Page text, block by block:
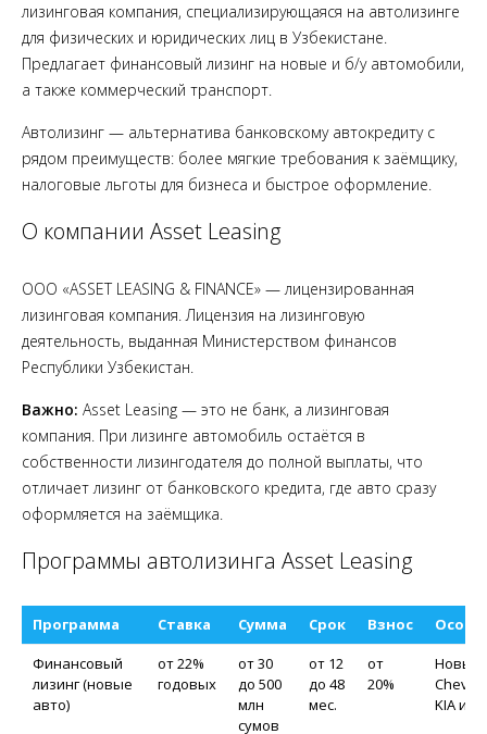
лизинговая компания, специализирующаяся на автолизинге
для физических и юридических лиц в Узбекистане.
Предлагает финансовый лизинг на новые и б/у автомобили,
а также коммерческий транспорт.
Автолизинг — альтернатива банковскому автокредиту с
рядом преимуществ: более мягкие требования к заёмщику,
налоговые льготы для бизнеса и быстрое оформление.
О компании Asset Leasing
ООО «ASSET LEASING & FINANCE» — лицензированная
лизинговая компания. Лицензия на лизинговую
деятельность, выданная Министерством финансов
Республики Узбекистан.
Важно: Asset Leasing — это не банк, а лизинговая
компания. При лизинге автомобиль остаётся в
собственности лизингодателя до полной выплаты, что
отличает лизинг от банковского кредита, где авто сразу
оформляется на заёмщика.
Программы автолизинга Asset Leasing
Программа Ставка Сумма Срок Взнос
Финансовый
лизинг (новые
авто)
от 22%
годовых
от 30
до 500
млн
сумов
от 12
до 48
мес.
от
20%
Новые
KIA и